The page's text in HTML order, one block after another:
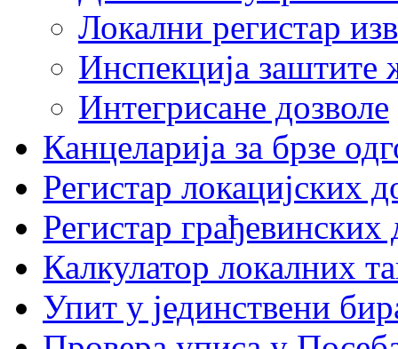
Локални регистар
Инспекција заштите
Интегрисане дозволе
Канцеларија за брзе
Регистар локацијских
Регистар грађевинских
Калкулатор локалних
Упит у јединствени